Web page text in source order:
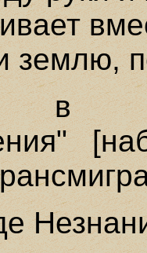
землю,
в